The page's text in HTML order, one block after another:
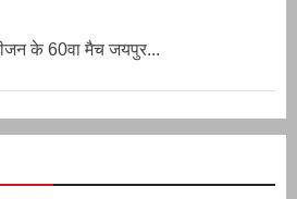
के 60वा मैच जयपुर...